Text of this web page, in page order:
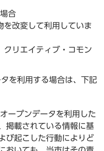
合
を改変して利用していま
クリエイティブ・コモン
を利用する場合は、下記
ープンデータを利用した
掲載されている情報に基
び起こした行動によりど